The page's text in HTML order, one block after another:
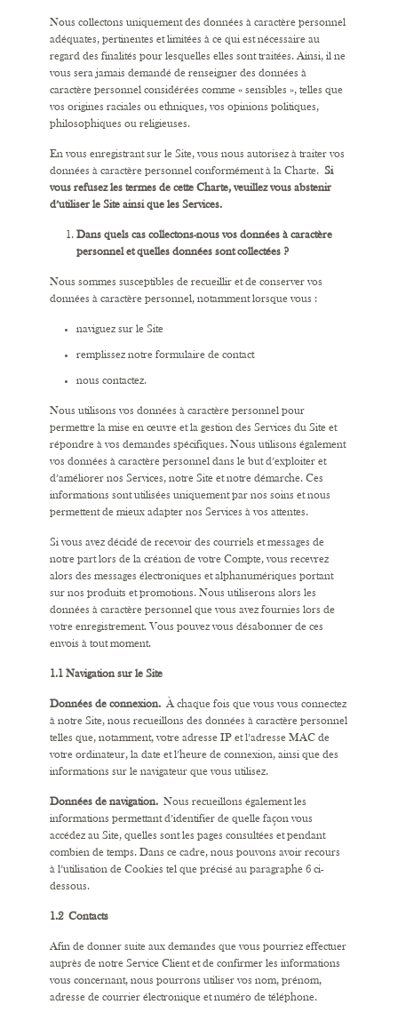
Nous collectons uniquement des données à caractère personnel
adéquates, pertinentes et limitées à ce qui est nécessaire au
regard des finalités pour lesquelles elles sont traitées. Ainsi, il ne
vous sera jamais demandé de renseigner des données à
caractère personnel considérées comme « sensibles », telles que
vos origines raciales ou ethniques, vos opinions politiques,
philosophiques ou religieuses.
En vous enregistrant sur le Site, vous nous autorisez à traiter vos
données à caractère personnel conformément à la Charte.Si
vous refusez les termes de cette Charte, veuillez vous abstenir
d’utiliser le Site ainsi que les Services.
Dans quels cas collectons-nous vos données à caractère
personnel et quelles données sont collectées ?
Nous sommes susceptibles de recueillir et de conserver vos
données à caractère personnel, notamment lorsque vous :
naviguez sur le Site
remplissez notre formulaire de contact
nous contactez.
Nous utilisons vos données à caractère personnel pour
permettre la mise en œuvre et la gestion des Services du Site et
répondre à vos demandes spécifiques. Nous utilisons également
vos données à caractère personnel dans le but d’exploiter et
d’améliorer nos Services, notre Site et notre démarche. Ces
informations sont utilisées uniquement par nos soins et nous
permettent de mieux adapter nos Services à vos attentes.
Si vous avez décidé de recevoir des courriels et messages de
notre part lors de la création de votre Compte, vous recevrez
alors des messages électroniques et alphanumériques portant
sur nos produits et promotions. Nous utiliserons alors les
données à caractère personnel que vous avez fournies lors de
votre enregistrement. Vous pouvez vous désabonner de ces
envois à tout moment.
1.1 Navigation sur le Site
Données de connexion.À chaque fois que vous vous connectez
à notre Site, nous recueillons des données à caractère personnel
telles que, notamment, votre adresse IP et l’adresse MAC de
votre ordinateur, la date et l’heure de connexion, ainsi que des
informations sur le navigateur que vous utilisez.
Données de navigation.Nous recueillons également les
informations permettant d’identifier de quelle façon vous
accédez au Site, quelles sont les pages consultées et pendant
combien de temps. Dans ce cadre, nous pouvons avoir recours
à l’utilisation de Cookies tel que précisé au paragraphe 6 ci-
dessous.
1.2 Contacts
Afin de donner suite aux demandes que vous pourriez effectuer
auprès de notre Service Client et de confirmer les informations
vous concernant, nous pourrons utiliser vos nom, prénom,
adresse de courrier électronique et numéro de téléphone.